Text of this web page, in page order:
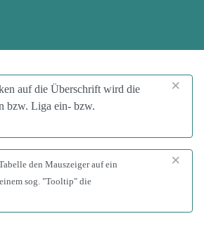
×
auf die Überschrift wird die
bzw. Liga ein- bzw.
×
den Mauszeiger auf ein
sog. "Tooltip" die